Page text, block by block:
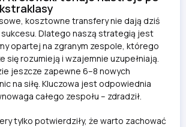
kosztowne transfery nie dają dziś
Dlatego naszą strategią jest
opartej na zgranym zespole, którego
się rozumieją i wzajemnie uzupełniają.
jeszcze zapewne 6–8 nowych
na siłę. Kluczowa jest odpowiednia
całego zespołu – zdradził.
tylko potwierdziły, że warto zachować